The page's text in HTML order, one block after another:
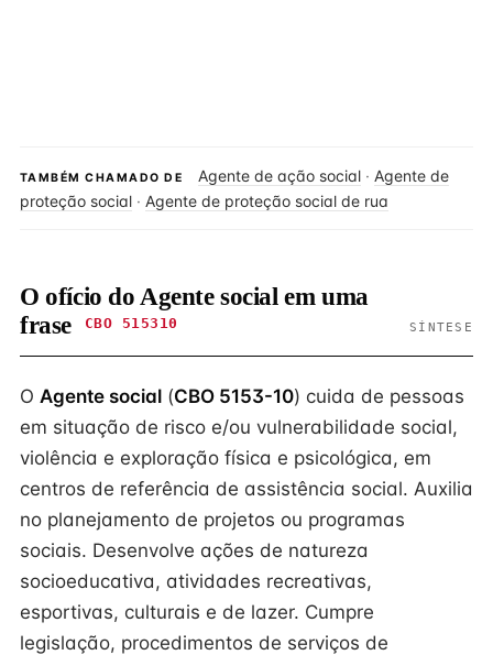
TAMBÉM CHAMADO DE Agente de ação social · Agente de
proteção social · Agente de proteção social de rua
O ofício do Agente social em uma
frase
CBO 515310 SÍNTESE
O Agente social (CBO 5153-10) cuida de pessoas
em situação de risco e/ou vulnerabilidade social,
violência e exploração física e psicológica, em
centros de referência de assistência social. Auxilia
no planejamento de projetos ou programas
sociais. Desenvolve ações de natureza
socioeducativa, atividades recreativas,
esportivas, culturais e de lazer. Cumpre
legislação, procedimentos de serviços de